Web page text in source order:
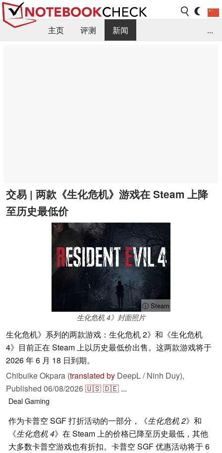
主页 评测
新闻
...
交易 | 两款《生化危机》游戏在 Steam 上降
至历史最低价
ⓘ Steam
生化危机 4》封面照片
生化危机》系列的两款游戏：生化危机 2》和《生化危机
4》目前正在 Steam 上以历史最低价出售。这两款游戏将于
2026 年 6 月 18 日到期。
Chibuike Okpara (translated by DeepL / Ninh Duy),
Published 06/08/2026🇺🇸🇩🇪 ...
DealGaming
作为卡普空 SGF 打折活动的一部分，《生化危机 2》和
《生化危机 4》在 Steam 上的价格已降至历史最低，其他
大多数卡普空游戏也有折扣。卡普空 SGF 优惠活动将于 6